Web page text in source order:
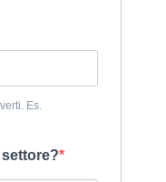
Es.